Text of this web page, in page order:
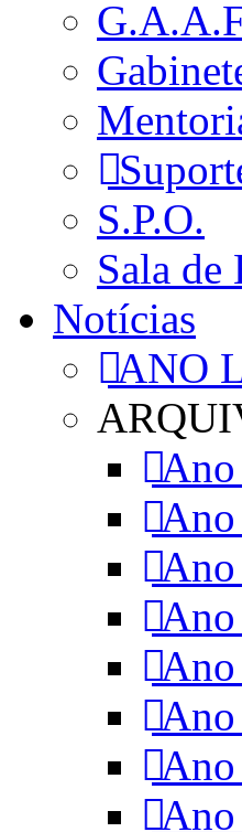
S.P.O.
Sala de
Notícias
ANO
Ano
Ano
Ano
Ano
Ano
Ano
Ano
Ano